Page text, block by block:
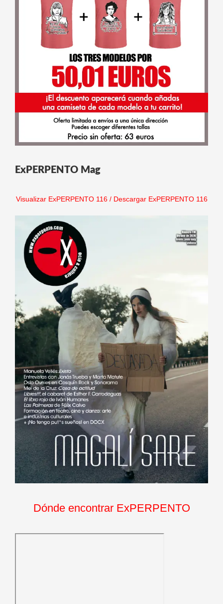
ExPERPENTO Mag
Visualizar ExPERPENTO 116/ Descargar ExPERPENTO 116
Dónde encontrar ExPERPENTO